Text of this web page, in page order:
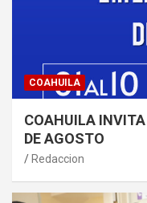
COAHUILA
COAHUILA
DE AGOSTO
Redaccion